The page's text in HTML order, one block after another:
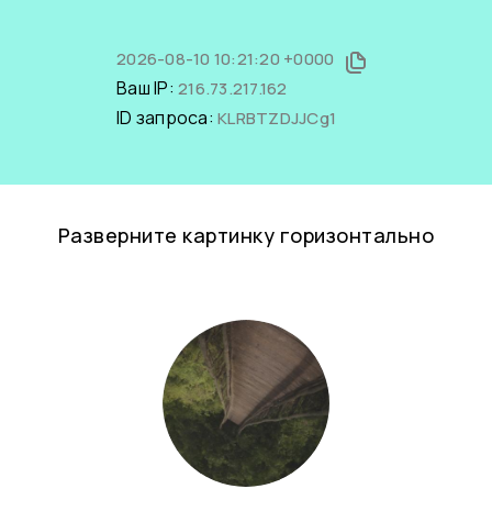
2026-08-10 10:21:20 +0000
Ваш IP: 216.73.217.162
ID запроса: KLRBTZDJJCg1
Разверните картинку горизонтально